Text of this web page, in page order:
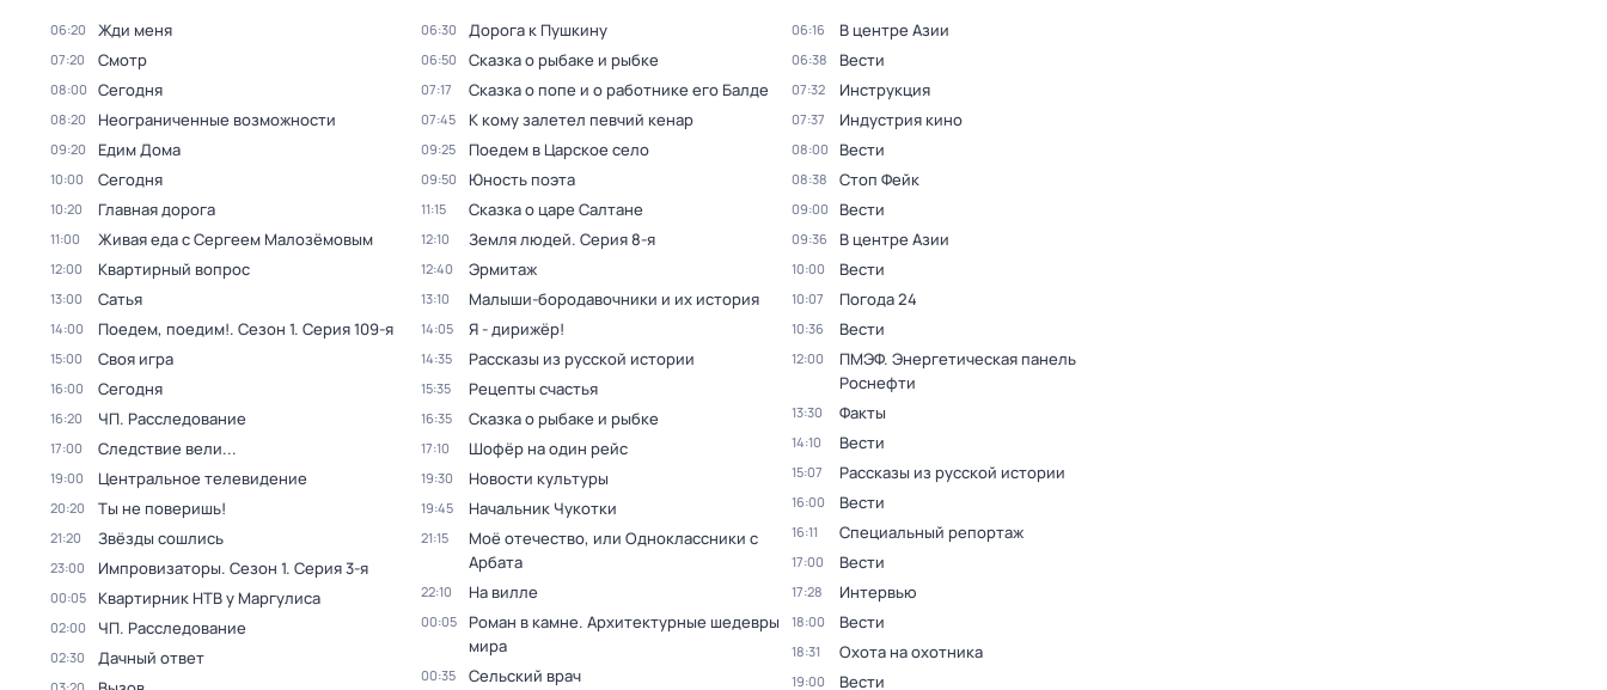
06:20 Жди меня
07:20 Смотр
08:00 Сегодня
08:20 Неограниченные возможности
09:20 Едим Дома
10:00 Сегодня
10:20 Главная дорога
11:00 Живая еда с Сергеем Малозёмовым
12:00 Квартирный вопрос
13:00 Сатья
14:00 Поедем, поедим!. Сезон 1. Серия 109-я
15:00 Своя игра
16:00 Сегодня
16:20 ЧП. Расследование
17:00 Следствие вели...
19:00 Центральное телевидение
20:20 Ты не поверишь!
21:20 Звёзды сошлись
23:00 Импровизаторы. Сезон 1. Серия 3-я
00:05 Квартирник НТВ у Маргулиса
02:00 ЧП. Расследование
02:30 Дачный ответ
06:30 Дорога к Пушкину
06:50 Сказка о рыбаке и рыбке
07:17 Сказка о попе и о работнике его Балде
07:45 К кому залетел певчий кенар
09:25 Поедем в Царское село
09:50 Юность поэта
11:15 Сказка о царе Салтане
12:10 Земля людей. Серия 8-я
12:40 Эрмитаж
13:10 Малыши-бородавочники и их история
14:05 Я - дирижёр!
14:35 Рассказы из русской истории
15:35 Рецепты счастья
16:35 Сказка о рыбаке и рыбке
17:10 Шофёр на один рейс
19:30 Новости культуры
19:45 Начальник Чукотки
21:15
Моё отечество, или Одноклассники с
Арбата
22:10 На вилле
00:05
Роман в камне. Архитектурные шедевры
мира
00:35 Сельский врач
06:16 В центре Азии
06:38 Вести
07:32 Инструкция
07:37 Индустрия кино
08:00 Вести
08:38 Стоп Фейк
09:00 Вести
09:36 В центре Азии
10:00 Вести
10:07 Погода 24
10:36 Вести
12:00
ПМЭФ. Энергетическая панель
Роснефти
13:30 Факты
14:10 Вести
15:07 Рассказы из русской истории
16:00 Вести
16:11 Специальный репортаж
17:00 Вести
17:28 Интервью
18:00 Вести
18:31 Охота на охотника
19:00 Вести